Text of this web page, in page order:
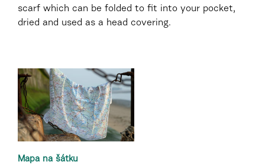
scarf which can be folded to fit into your pocket,
dried and used as a head covering.
Mapa na šátku